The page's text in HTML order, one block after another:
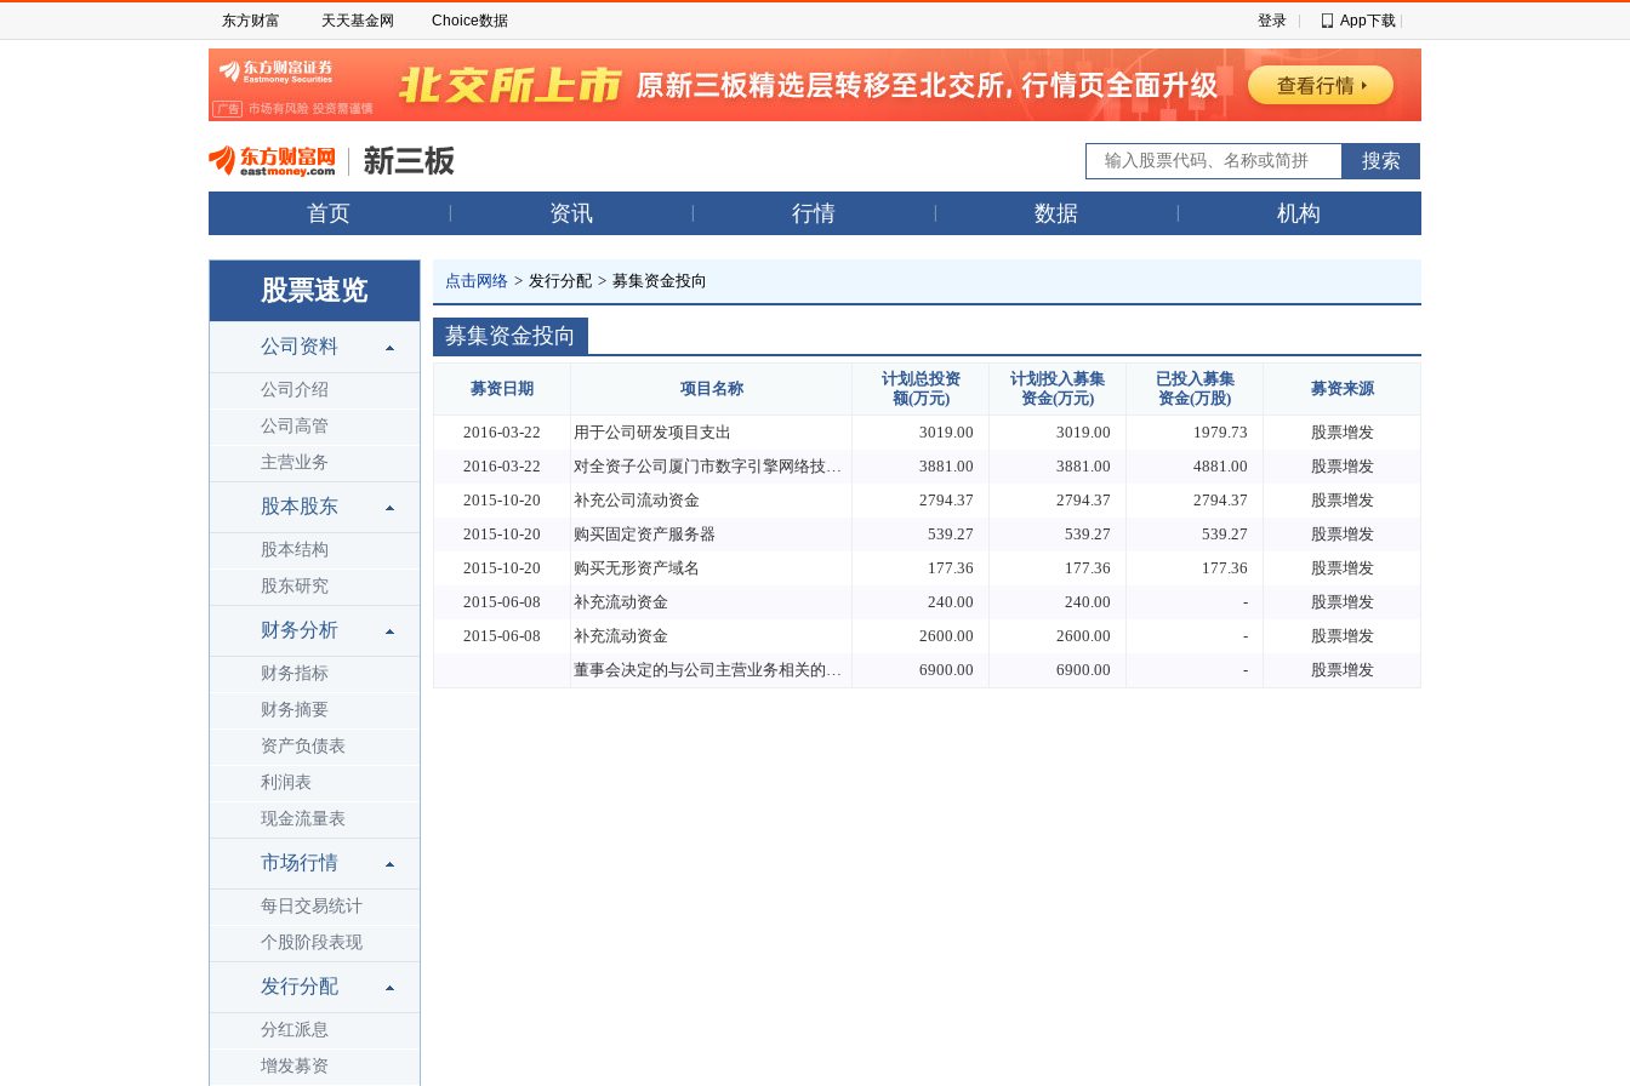
东方财富 天天基金网 Choice数据 登录 App下载
首页 资讯 行情 数据 机构
股票速览
公司资料
公司介绍
公司高管
主营业务
股本股东
股本结构
股东研究
财务分析
财务指标
财务摘要
资产负债表
利润表
现金流量表
市场行情
每日交易统计
个股阶段表现
发行分配
分红派息
增发募资
点击网络 > 发行分配 > 募集资金投向
募集资金投向
募资日期 项目名称
计划总投资
额(万元)
计划投入募集
资金(万元)
已投入募集
资金(万股)
募资来源
2016-03-22 用于公司研发项目支出 3019.00 3019.00 1979.73
股票增发
2016-03-22
对全资子公司厦门市数字引擎网络技术有限公司进行增资 3881.00 3881.00 4881.00
股票增发
2015-10-20
补充公司流动资金 2794.37 2794.37 2794.37
股票增发
2015-10-20
购买固定资产服务器 539.27 539.27 539.27
股票增发
2015-10-20
购买无形资产域名 177.36 177.36 177.36
股票增发
2015-06-08
补充流动资金 240.00 240.00 -
股票增发
2015-06-08
补充流动资金 2600.00 2600.00 -
股票增发
董事会决定的与公司主营业务相关的用途
6900.00 6900.00 - 股票增发